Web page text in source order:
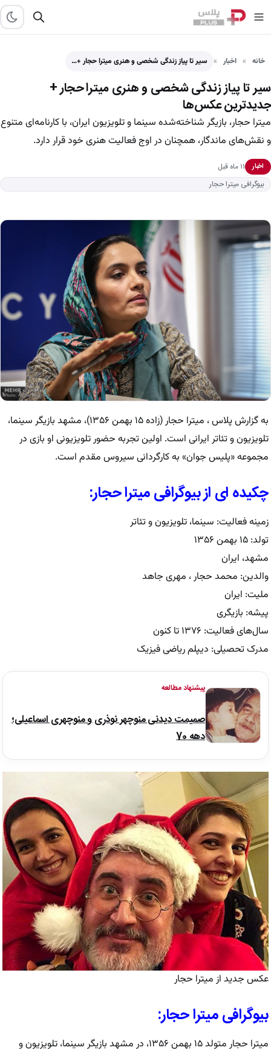
خانه اخبار سیر تا پیاز زندگی شخصی و هنری میترا حجار +…
سیر تا پیاز زندگی شخصی و هنری میترا حجار +
جدیدترین عکس‌ها
میترا حجار، بازیگر شناخته‌شده سینما و تلویزیون ایران، با کارنامه‌ای متنوع
و نقش‌های ماندگار، همچنان در اوج فعالیت هنری خود قرار دارد.
اخبار
۱۱ ماه قبل
بیوگرافی میترا حجار
به گزارش پلاس ، میترا حجار (زاده ۱۵ بهمن ۱۳۵۶)، مشهد بازیگر سینما،
تلویزیون و تئاتر ایرانی است. اولین تجربه حضور تلویزیونی او بازی در
مجموعه «پلیس جوان» به کارگردانی سیروس مقدم است.
چکیده ای از بیوگرافی میترا حجار:
زمینه فعالیت: سینما، تلویزیون و تئاتر
تولد: ۱۵ بهمن ۱۳۵۶
مشهد، ایران
والدین: محمد حجار ، مهری جاهد
ملیت: ایران
پیشه: بازیگری
سال‌های فعالیت: ۱۳۷۶ تا کنون
مدرک تحصیلی: دیپلم ریاضی فیزیک
پیشنهاد مطالعه
صمیمت دیدنی منوچهر نوذری و منوچهری اسماعیلی؛
دهه 70
عکس جدید از میترا حجار
بیوگرافی میترا حجار:
میترا حجار متولد ۱۵ بهمن ۱۳۵۶، در مشهد بازیگر سینما، تلویزیون و